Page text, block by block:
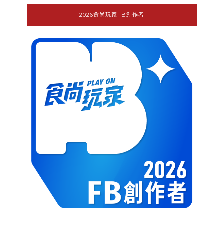
2026食尚玩家FB創作者